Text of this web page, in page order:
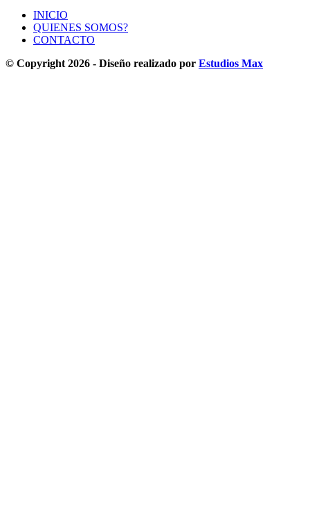
INICIO
QUIENES SOMOS?
CONTACTO
© Copyright 2026 - Diseño realizado por Estudios Max